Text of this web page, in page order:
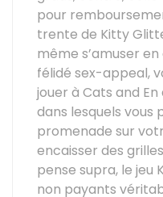
pour
trente de Kitty
même s’amuser
félidé sex-appeal,
jouer à Cats and En
dans lesquels vous
promenade sur
encaisser des
pense supra, le jeu
non payants